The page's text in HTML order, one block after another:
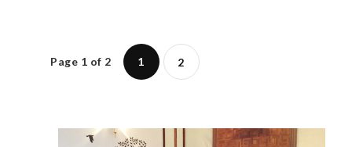
Page 1 of 2 1 2